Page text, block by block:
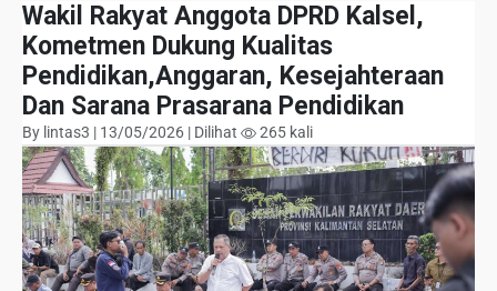
Wakil Rakyat Anggota DPRD Kalsel,
Kometmen Dukung Kualitas
Pendidikan,Anggaran, Kesejahteraan
Dan Sarana Prasarana Pendidikan
By lintas3 | 13/05/2026 | Dilihat 265 kali